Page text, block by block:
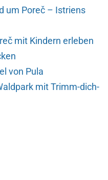
um Poreč – Istriens
mit Kindern erleben
von Pula
mit Trimm-dich-